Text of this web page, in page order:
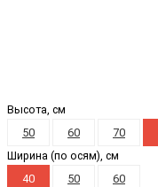
Высота, см
50
60 70
Ширина (по осям), см
40
50
60